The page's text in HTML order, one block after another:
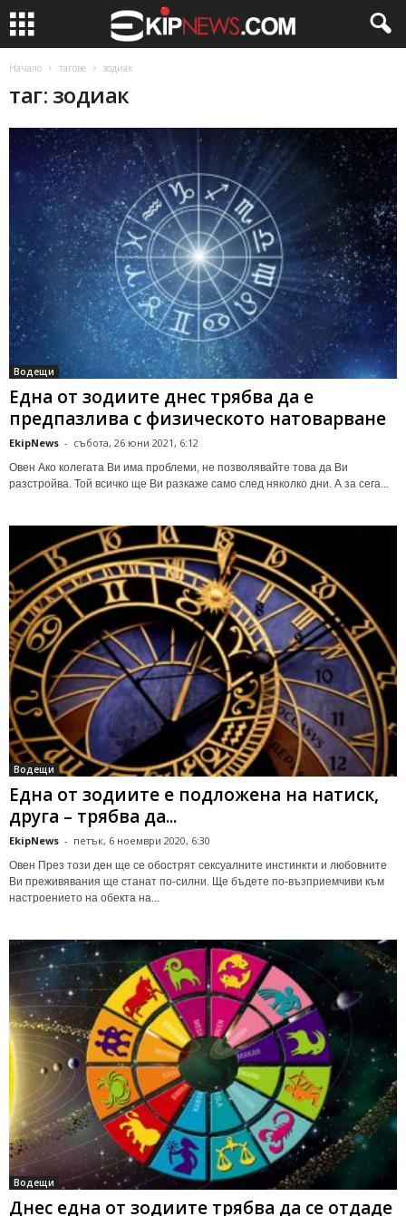
Начало тагове зодиак
таг: зодиак
Водещи
Една от зодиите днес трябва да е
предпазлива с физическото натоварване
EkipNews - събота, 26 юни 2021, 6:12
Овен Ако колегата Ви има проблеми, не позволявайте това да Ви
разстройва. Той всичко ще Ви разкаже само след няколко дни. А за сега...
Водещи
Една от зодиите е подложена на натиск,
друга – трябва да...
EkipNews - петък, 6 ноември 2020, 6:30
Овен През този ден ще се обострят сексуалните инстинкти и любовните
Ви преживявания ще станат по-силни. Ще бъдете по-възприемчиви към
настроението на обекта на...
Водещи
Днес една от зодиите трябва да се отдаде